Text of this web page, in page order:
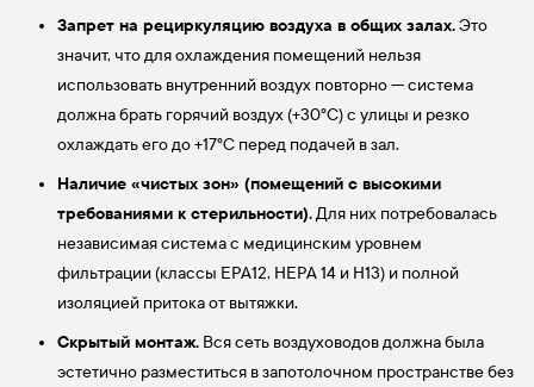
Запрет на рециркуляцию воздуха в общих залах.Это
значит, что для охлаждения помещений нельзя
использовать внутренний воздух повторно — система
должна брать горячий воздух (+30°C) с улицы и резко
охлаждать его до +17°C перед подачей в зал.
Наличие «чистых зон» (помещений с высокими
требованиями к стерильности).Для них потребовалась
независимая система с медицинским уровнем
фильтрации (классы EPA12, HEPA 14 и H13) и полной
изоляцией притока от вытяжки.
Скрытый монтаж. Вся сеть воздуховодов должна была
эстетично разместиться в запотолочном пространстве без